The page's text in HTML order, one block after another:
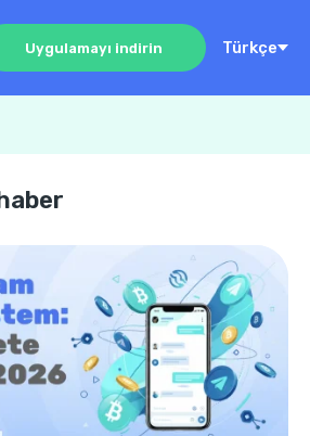
Uygulamayı indirin Türkçe